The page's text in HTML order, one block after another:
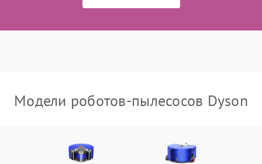
Модели роботов-пылесосов Dyson